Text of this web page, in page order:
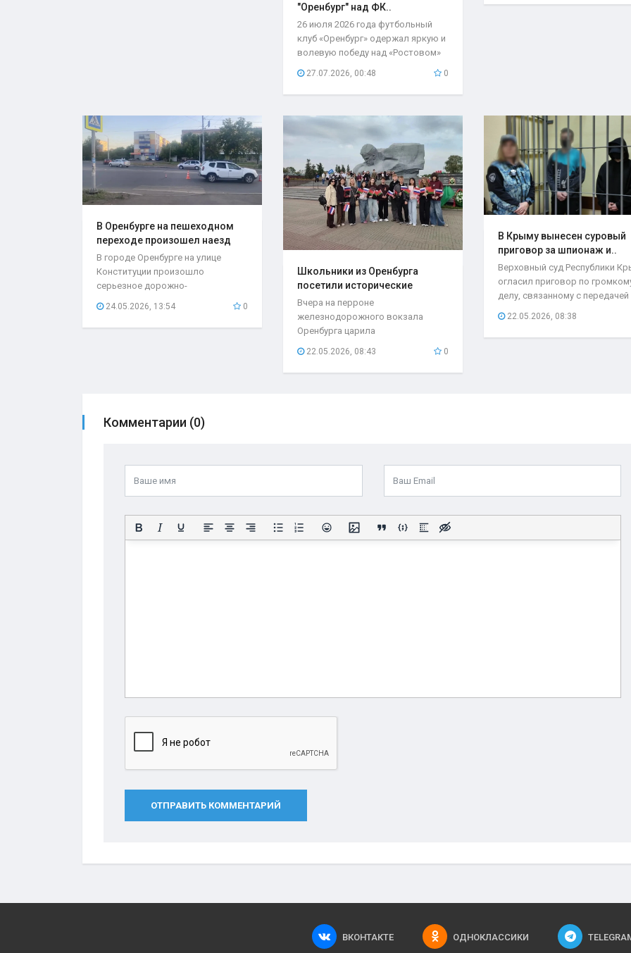
"Оренбург" над ФК..
26 июля 2026 года футбольный
клуб «Оренбург» одержал яркую и
волевую победу над «Ростовом»
27.07.2026, 00:48 0
В Оренбурге на пешеходном
переходе произошел наезд
на..
В городе Оренбурге на улице
Конституции произошло
серьезное дорожно-
транспортное происшествие,
24.05.2026, 13:54 0
Школьники из Оренбурга
посетили исторические
места..
Вчера на перроне
железнодорожного вокзала
Оренбурга царила
прибывшего поезда...
22.05.2026, 08:43 0
В Крыму вынесен суровый
приговор за шпионаж и..
Верховный суд Республики
огласил приговор по
делу, связанному с передачей
секретной...
22.05.2026, 08:38
Комментарии (0)
ОТПРАВИТЬ КОММЕНТАРИЙ
ВКОНТАКТЕ ОДНОКЛАССИКИ